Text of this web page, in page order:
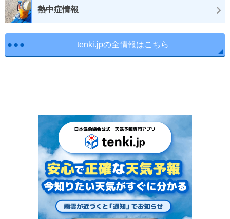
熱中症情報
tenki.jpの全情報はこちら